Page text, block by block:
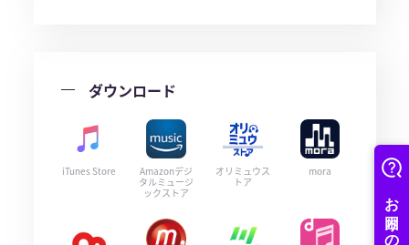
ダウンロード
iTunes Store
Amazonデジ
タルミュージ
ックストア
オリミュウス
トア
mora